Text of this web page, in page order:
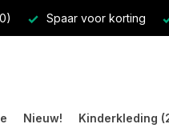
Spaar voor korting
Nieuw! Kinderkleding